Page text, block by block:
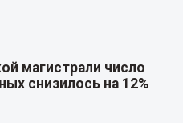
магистрали число
снизилось на 12%